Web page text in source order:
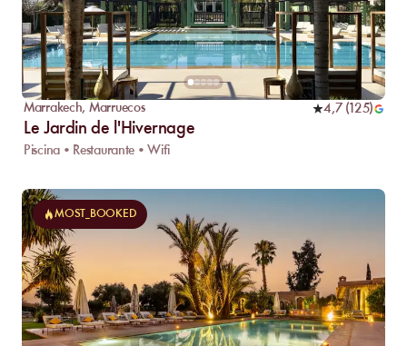
Marrakech, Marruecos 4,7(125)
Le Jardin de l'Hivernage
Piscina • Restaurante • Wifi
MOST_BOOKED